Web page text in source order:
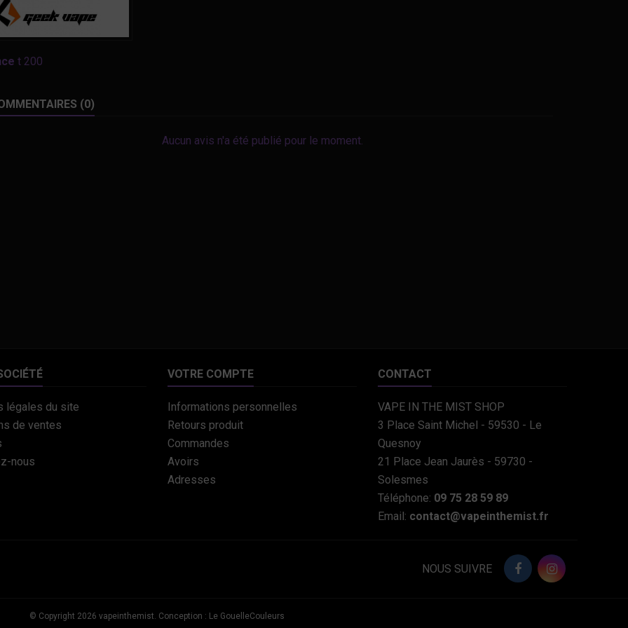
t 200
(0)
Aucun avis n'a été publié pour le moment.
légales du site
de ventes
nous
VOTRE COMPTE
Informations personnelles
Retours produit
Commandes
Avoirs
Adresses
CONTACT
VAPE IN THE MIST SHOP
3 Place Saint Michel - 59530 - Le
Quesnoy
21 Place Jean Jaurès - 59730 -
Solesmes
Téléphone: 09 75 28 59 89
Email: contact@vapeinthemist.fr
NOUS SUIVRE
© Copyright 2026 vapeinthemist. Conception : Le GouelleCouleurs